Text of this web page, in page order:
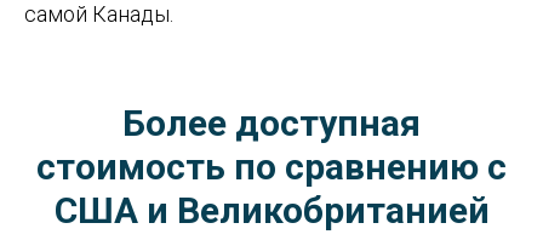
самой Канады.
Более доступная
стоимость по сравнению с
США и Великобританией